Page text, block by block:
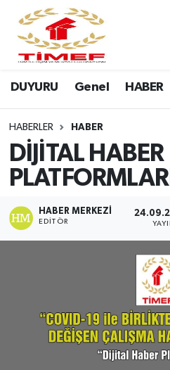
DUYURU Genel HABER
HABERLER HABER
DİJİTAL HABER
PLATFORMLARI
HABER MERKEZI
EDITÖR
Anasayfa Kutu
Anasayfa Manşet
Canlı Yayın
DUYURU
Konsorsiyum
Nöbetçi Eczaneler
Hava Durumu
Namaz Vakitleri
Trafik Durumu
Son Dakika Haberleri